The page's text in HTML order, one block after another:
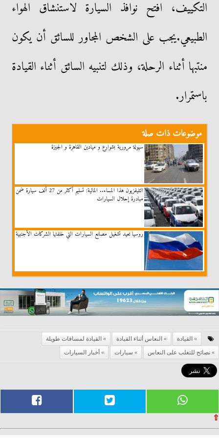
التكييف، افتح نوافذ السيارة لاستنشاق الهواء
الطبيعي.يجب على الشخص المجاور للسائق أن يكون
منتبها أثناء الرحلة، وذلك لتنبيه السائق أثناء القيادة
باستمرار.
موضوعات ذات صلة
سيولة مرورية بشوارع و ميادين القاهرة و الجيزة
التليفزيون هذا المساء.. المالية: تسليم أكثر من 27 ألف سيارة ضمن
مبادرة إحلال السيارات
روسيا تعيد تشغيل مصانع السيارات التي خلفتها الشركات الأجنبية
القيادة النعاس أثناء القيادة
القيادة لمسافات طويلة
نصائح للتغلب على النعاس
سيارات أخبار السيارات
⇧